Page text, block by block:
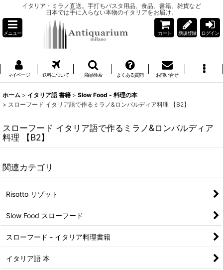
イタリア・ミラノ直送。手打ちパスタ用品、食品、書籍、雑貨など
日本では手に入らない本物のイタリアをお届け。
メニュー カート 新規登録 ログイン
マイページ 送料について 商品検索 よくある質問 お問い合せ
ホーム > イタリア語 書籍 > Slow Food - 料理の本
> スローフード イタリア語で作るミラノ&ロンバルディア料理 【B2】
スローフード イタリア語で作るミラノ&ロンバルディア
料理 【B2】
関連カテゴリ
Risotto リゾット
Slow Food スローフード
スローフード - イタリア料理書籍
イタリア語 本